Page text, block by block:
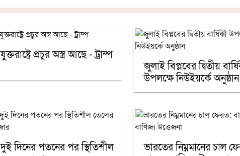
যুক্তরাষ্ট্রে প্রচুর অস্ত্র আছে - ট্রাম্প
জুলাই বিপ্লবের দ্বিতীয়
উপলক্ষে নিউইয়র্কে অনুষ্ঠান
দুই দিনের পতনের পর স্থিতিশীল
ভারতের নিম্নমানের চাল